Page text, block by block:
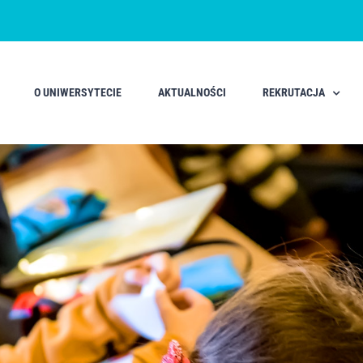
O UNIWERSYTECIE AKTUALNOŚCI REKRUTACJA